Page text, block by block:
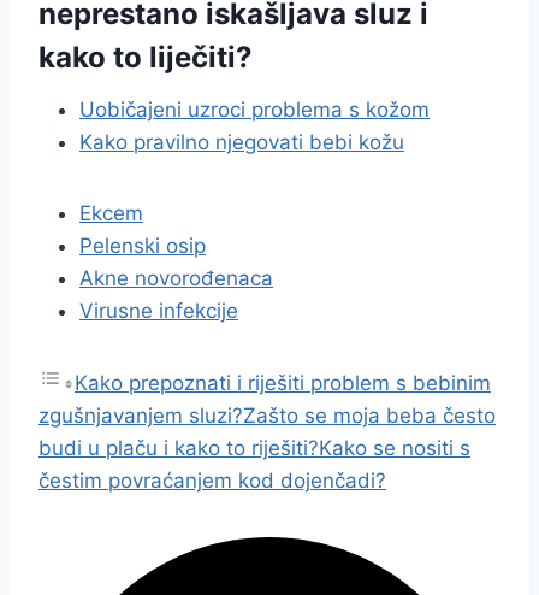
neprestano iskašljava sluz i
kako to liječiti?
Uobičajeni uzroci problema s kožom
Kako pravilno njegovati bebi kožu
Ekcem
Pelenski osip
Akne novorođenaca
Virusne infekcije
Kako prepoznati i riješiti problem s bebinim
zgušnjavanjem sluzi?Zašto se moja beba često
budi u plaču i kako to riješiti?Kako se nositi s
čestim povraćanjem kod dojenčadi?